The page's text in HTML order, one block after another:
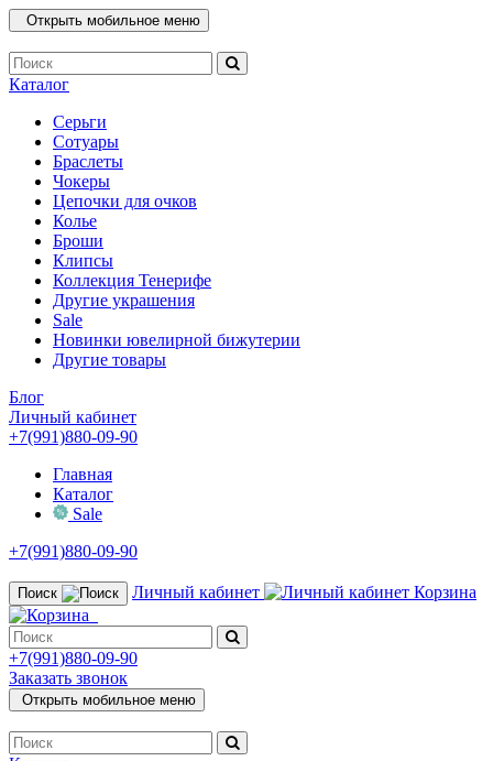
Открыть мобильное меню
Каталог
Серьги
Сотуары
Браслеты
Чокеры
Цепочки для очков
Колье
Броши
Клипсы
Коллекция Тенерифе
Другие украшения
Sale
Новинки ювелирной бижутерии
Другие товары
Блог
Личный кабинет
+7(991)880-09-90
Главная
Каталог
Sale
+7(991)880-09-90
Поиск Личный кабинет Корзина
+7(991)880-09-90
Заказать звонок
Открыть мобильное меню